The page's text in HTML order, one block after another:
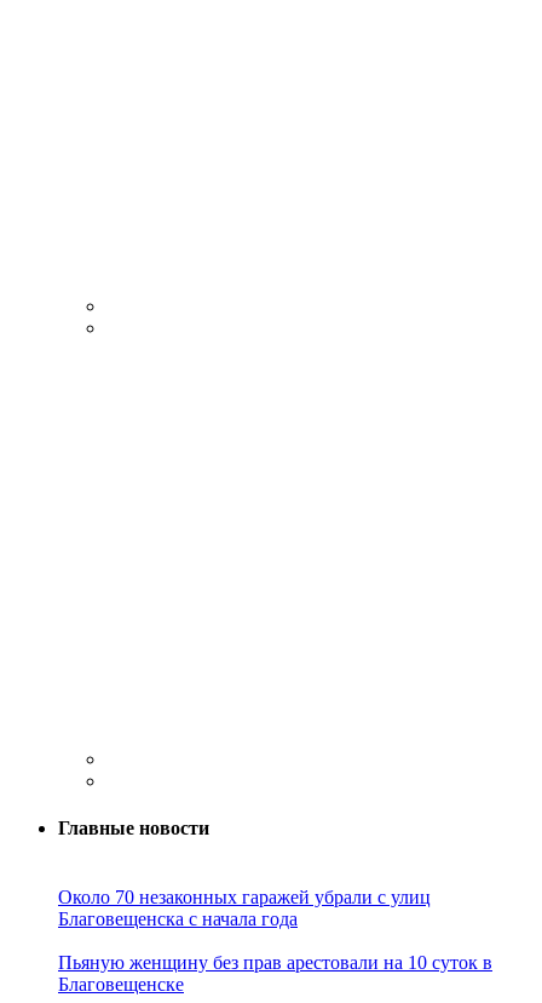
Главные новости
Около 70 незаконных гаражей убрали с улиц
Благовещенска с начала года
Пьяную женщину без прав арестовали на 10 суток в
Благовещенске